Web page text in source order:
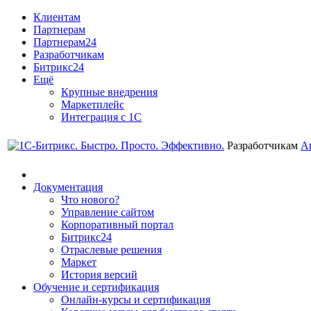
Клиентам
Партнерам
Партнерам24
Разработчикам
Битрикс24
Ещё
Крупные внедрения
Маркетплейс
Интеграция с 1С
Разработчикам
Документация
Что нового?
Управление сайтом
Корпоративный портал
Битрикс24
Отраслевые решения
Маркет
История версий
Обучение и сертификация
Онлайн-курсы и сертификация